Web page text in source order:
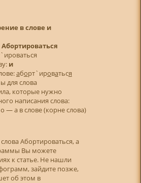
в слове и
Абортироваться
и
аборт`ироваться
для слова
которые нужно
написания слова:
а в слове (корне слова)
Абортироваться, а
Вы можете
к статье. Не нашли
зайдите позже,
об этом в